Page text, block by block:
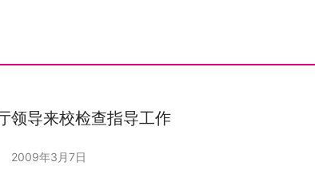
领导来校检查指导工作
2009年3月7日